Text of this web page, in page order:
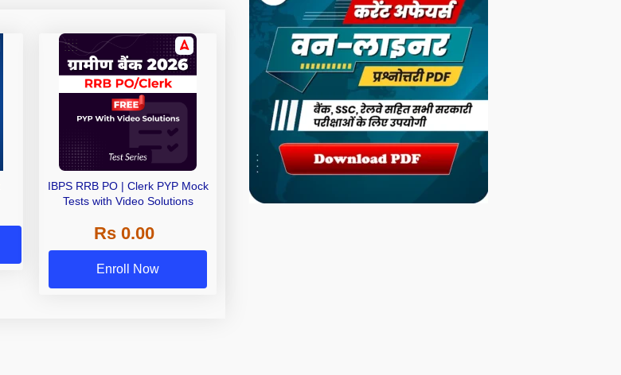
IBPS RRB PO | Clerk PYP Mock
Tests with Video Solutions
Rs 0.00
Enroll Now